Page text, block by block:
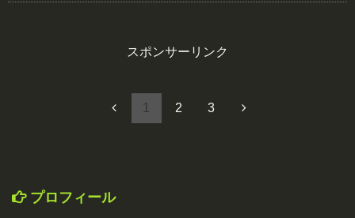
スポンサーリンク
1 2 3
プロフィール